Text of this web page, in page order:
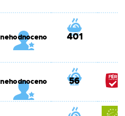
nehodnoceno 401
nehodnoceno 56